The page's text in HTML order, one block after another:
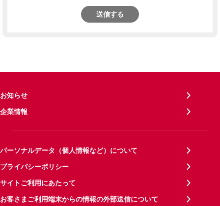
送信する
お知らせ
企業情報
パーソナルデータ（個人情報など）について
プライバシーポリシー
サイトご利用にあたって
お客さまご利用端末からの情報の外部送信について